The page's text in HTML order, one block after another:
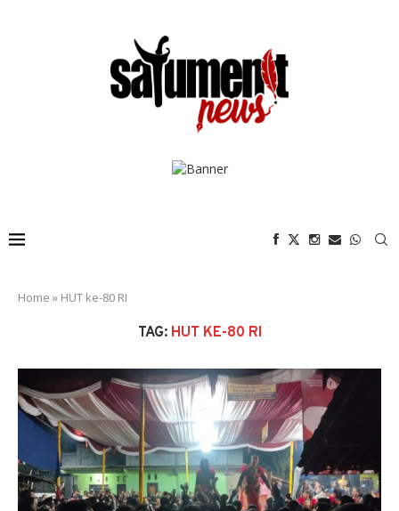
Home » HUT ke-80 RI
TAG: HUT KE-80 RI